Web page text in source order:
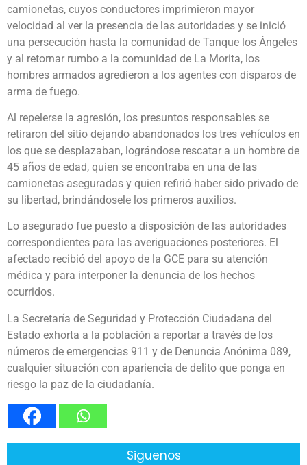
camionetas, cuyos conductores imprimieron mayor
velocidad al ver la presencia de las autoridades y se inició
una persecución hasta la comunidad de Tanque los Ángeles
y al retornar rumbo a la comunidad de La Morita, los
hombres armados agredieron a los agentes con disparos de
arma de fuego.
Al repelerse la agresión, los presuntos responsables se
retiraron del sitio dejando abandonados los tres vehículos en
los que se desplazaban, lográndose rescatar a un hombre de
45 años de edad, quien se encontraba en una de las
camionetas aseguradas y quien refirió haber sido privado de
su libertad, brindándosele los primeros auxilios.
Lo asegurado fue puesto a disposición de las autoridades
correspondientes para las averiguaciones posteriores. El
afectado recibió del apoyo de la GCE para su atención
médica y para interponer la denuncia de los hechos
ocurridos.
La Secretaría de Seguridad y Protección Ciudadana del
Estado exhorta a la población a reportar a través de los
números de emergencias 911 y de Denuncia Anónima 089,
cualquier situación con apariencia de delito que ponga en
riesgo la paz de la ciudadanía.
Siguenos